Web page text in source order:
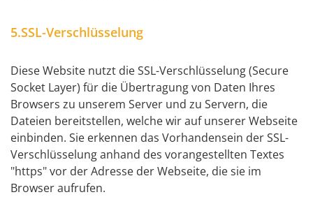
5.SSL-Verschlüsselung
Diese Website nutzt die SSL-Verschlüsselung (Secure
Socket Layer) für die Übertragung von Daten Ihres
Browsers zu unserem Server und zu Servern, die
Dateien bereitstellen, welche wir auf unserer Webseite
einbinden. Sie erkennen das Vorhandensein der SSL-
Verschlüsselung anhand des vorangestellten Textes
"https" vor der Adresse der Webseite, die sie im
Browser aufrufen.